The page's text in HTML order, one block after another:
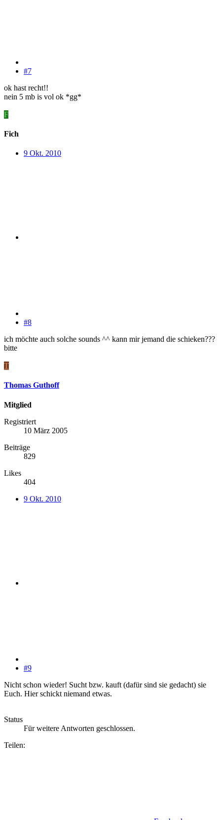
#7
ok hast recht!!
nein 5 mb is vol ok *gg*
F
Fich
9 Okt. 2010
#8
ich möchte auch solche sounds ^^ kann mir jemand die schieken???
bitte
T
Thomas Guthoff
Mitglied
Registriert
10 März 2005
Beiträge
829
Likes
404
9 Okt. 2010
#9
Nicht schon wieder! Sucht bzw. kauft (dafür sind sie gedacht) sie
Euch. Hier schickt niemand etwas.
Status
Für weitere Antworten geschlossen.
Teilen: